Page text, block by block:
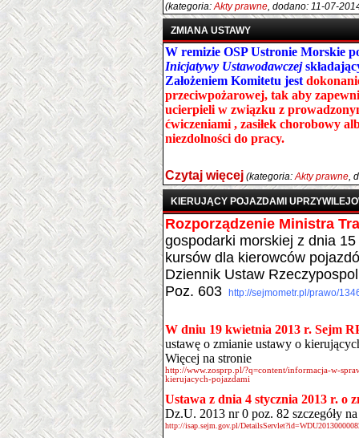
(kategoria:Akty prawne, dodano: 11-07-
ZMIANA USTAWY
W remizie OSP Ustronie Morskie
Inicjatywy Ustawodawczej
Założeniem Komitetu jest
przeciwpożarowej, tak aby
ucierpieli w związku z
ćwiczeniami , zasiłek chorobowy
niezdolności do pracy.
Czytaj więcej (kategoria:Akty prawne,
KIERUJĄCY POJAZDAMI
Rozporządzenie Ministra
gospodarki morskiej z dnia
kursów dla kierowców
Dziennik Ustaw
Poz. 603
http://sejmometr.pl/prawo/
W dniu 19 kwietnia 2013 r. Sejm
ustawę o zmianie ustawy o
Więcej na stronie
http://www.zosprp.pl/?q=content/informacja-w-
kierujacych-pojazdami
Ustawa z dnia 4 stycznia 2013 r. o
Dz.U. 2013 nr 0 poz. 82 szczegóły
http://isap.sejm.gov.pl/